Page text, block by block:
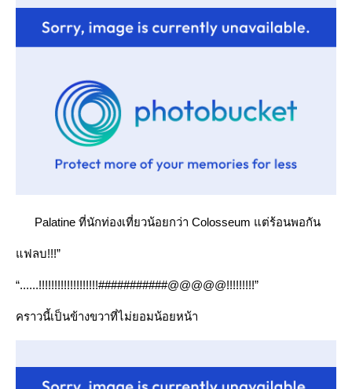
Palatine ที่นักท่องเที่ยวน้อยกว่า Colosseum แต่ร้อนพอกัน
ฟลบ!!!”
“......!!!!!!!!!!!!!!!!!!!###########@@@@@!!!!!!!!!”
คราวนี้เป็นข้างขวาที่ไม่ยอมน้อยหน้า